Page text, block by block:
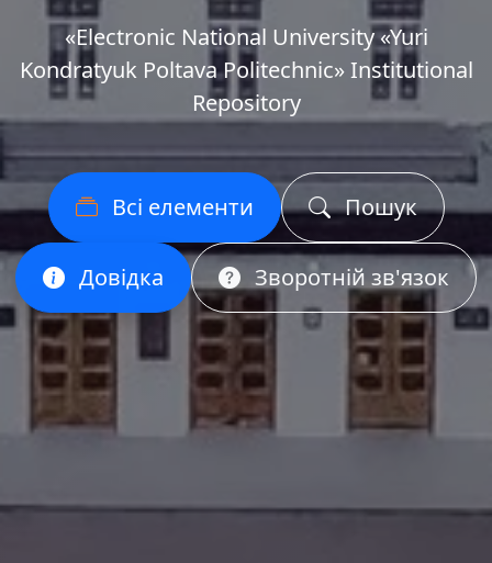
«Еlectronic National University «Yuri
Kondratyuk Poltava Politechnic» Institutional
Repository
Всі елементи Пошук
Довідка Зворотній зв'язок